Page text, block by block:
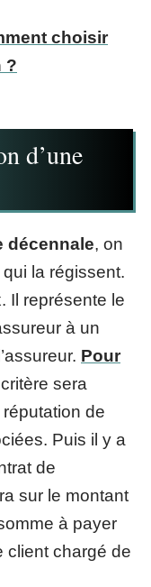
choisir
?
d’une
décennale, on
la régissent.
Il représente le
à un
Pour
sera
de
Puis il y a
de
sur le montant
à payer
client chargé de